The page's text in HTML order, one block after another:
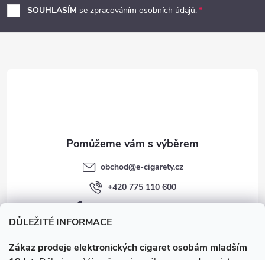
DŮLEŽITÉ INFORMACE
Zákaz prodeje elektronických cigaret osobám mladším
í
p
p
i
s
p
a
SOUHLASÍM se zpracováním osobních údajů.
obchod@e-cigarety.cz
+420 775 110 600
facebook.com/e-cigarety.cz